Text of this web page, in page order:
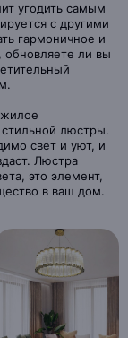
угодить самым
с другими
гармоничное и
обновляете ли вы
жилое
люстры.
свет и уют, и
Люстра
это элемент,
в ваш дом.